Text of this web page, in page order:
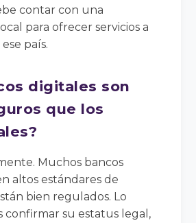
contar con una
para ofrecer servicios a
país.
digitales son
que los
Muchos bancos
altos estándares de
bien regulados. Lo
confirmar su estatus legal,